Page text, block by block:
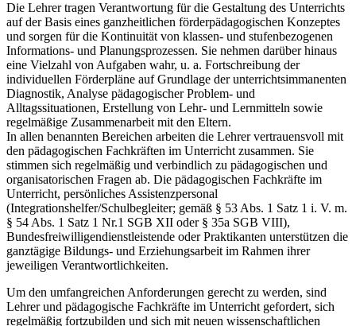
Die Lehrer tragen Verantwortung für die Gestaltung des Unterrichts
auf der Basis eines ganzheitlichen förderpädagogischen Konzeptes
und sorgen für die Kontinuität von klassen- und stufenbezogenen
Informations- und Planungsprozessen. Sie nehmen darüber hinaus
eine Vielzahl von Aufgaben wahr, u. a. Fortschreibung der
individuellen Förderpläne auf Grundlage der unterrichtsimmanenten
Diagnostik, Analyse pädagogischer Problem- und
Alltagssituationen, Erstellung von Lehr- und Lernmitteln sowie
regelmäßige Zusammenarbeit mit den Eltern.
In allen benannten Bereichen arbeiten die Lehrer vertrauensvoll mit
den pädagogischen Fachkräften im Unterricht zusammen. Sie
stimmen sich regelmäßig und verbindlich zu pädagogischen und
organisatorischen Fragen ab. Die pädagogischen Fachkräfte im
Unterricht, persönliches Assistenzpersonal
(Integrationshelfer/Schulbegleiter; gemäß § 53 Abs. 1 Satz 1 i. V. m.
§ 54 Abs. 1 Satz 1 Nr.1 SGB XII oder § 35a SGB VIII),
Bundesfreiwilligendienstleistende oder Praktikanten unterstützen die
ganztägige Bildungs- und Erziehungsarbeit im Rahmen ihrer
jeweiligen Verantwortlichkeiten.
Um den umfangreichen Anforderungen gerecht zu werden, sind
Lehrer und pädagogische Fachkräfte im Unterricht gefordert, sich
regelmäßig fortzubilden und sich mit neuen wissenschaftlichen